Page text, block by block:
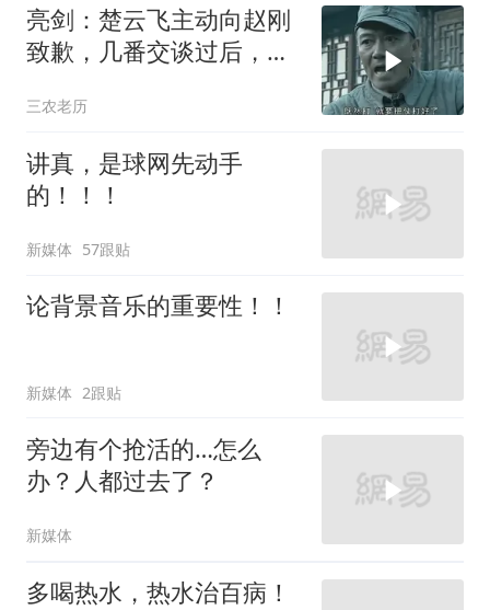
亮剑：楚云飞主动向赵刚
致歉，几番交谈过后，看
三农老历
讲真，是球网先动手
的！！！
新媒体 57跟贴
论背景音乐的重要性！！
新媒体 2跟贴
旁边有个抢活的…怎么
办？人都过去了？
新媒体
多喝热水，热水治百病！